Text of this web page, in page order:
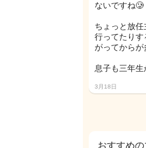
ないですね🥲
ちょっと放
行ってたりす
がってから
息子も三年生
3月18日
おすすめ